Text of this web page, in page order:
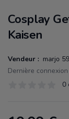
Cosplay
Kaisen
Vendeur : marjo 59
Dernière
0